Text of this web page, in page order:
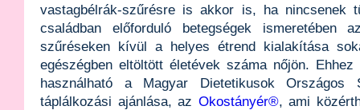
vastagbélrák-szűrésre is akkor is, ha nincsenek
családban előforduló betegségek ismeretében
szűréseken kívül a helyes étrend kialakítása
egészégben eltöltött életévek száma nőjön.
használható a Magyar Dietetikusok Országos
táplálkozási ajánlása, az Okostányér®, ami